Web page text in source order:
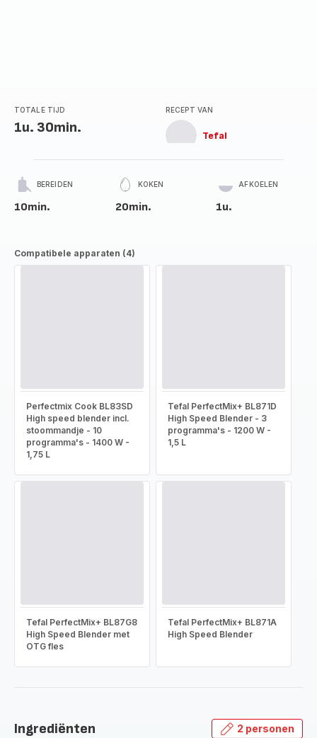
TOTALE TIJD
1u. 30min.
RECEPT VAN
Tefal
BEREIDEN
10min.
KOKEN
20min.
AFKOELEN
1u.
Compatibele apparaten (4)
Perfectmix Cook BL83SD
High speed blender incl.
stoommandje - 10
programma's - 1400 W -
1,75 L
Tefal PerfectMix+ BL871D
High Speed Blender - 3
programma's - 1200 W -
1,5 L
Tefal PerfectMix+ BL87G8
High Speed Blender met
OTG fles
Tefal PerfectMix+ BL871A
High Speed Blender
Ingrediënten 2 personen